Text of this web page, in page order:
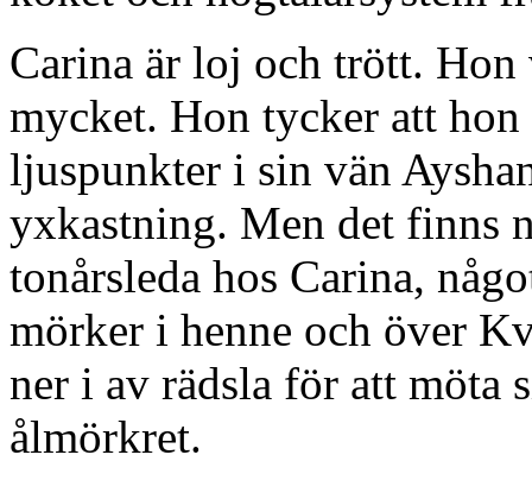
Carina är loj och trött.
mycket. Hon tycker att
ljuspunkter i sin vän
yxkastning. Men det finns
tonårsleda hos Carina,
mörker i henne och över
ner i av rädsla för att möta
ålmörkret.